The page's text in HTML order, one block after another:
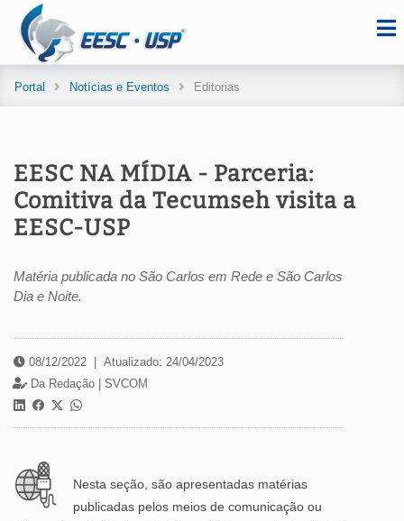
Portal Notícias e Eventos Editorias
EESC NA MÍDIA - Parceria:
Comitiva da Tecumseh visita a
EESC-USP
Matéria publicada no São Carlos em Rede e São Carlos
Dia e Noite.
08/12/2022
Atualizado: 24/04/2023
Da Redação | SVCOM
Nesta seção, são apresentadas matérias
publicadas pelos meios de comunicação ou